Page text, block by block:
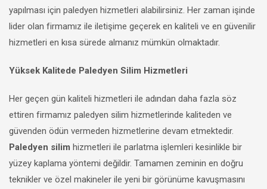
yapılması için paledyen hizmetleri alabilirsiniz. Her zaman işinde
lider olan firmamız ile iletişime geçerek en kaliteli ve en güvenilir
hizmetleri en kısa sürede almanız mümkün olmaktadır.
Yüksek Kalitede Paledyen Silim Hizmetleri
Her geçen gün kaliteli hizmetleri ile adından daha fazla söz
ettiren firmamız paledyen silim hizmetlerinde kaliteden ve
güvenden ödün vermeden hizmetlerine devam etmektedir.
Paledyen silim hizmetleri ile parlatma işlemleri kesinlikle bir
yüzey kaplama yöntemi değildir. Tamamen zeminin en doğru
teknikler ve özel makineler ile yeni bir görünüme kavuşmasını